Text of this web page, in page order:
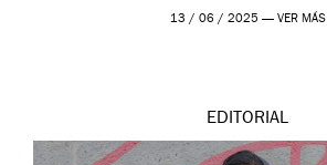
13 / 06 / 2025 — VER MÁS
EDITORIAL